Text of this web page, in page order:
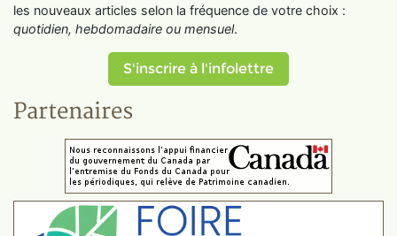
les nouveaux articles selon la fréquence de votre choix :
quotidien, hebdomadaire ou mensuel.
S'inscrire à l'infolettre
Partenaires